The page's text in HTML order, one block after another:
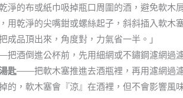
的布或紙巾吸掉瓶口周圍的酒，避免軟木
乾淨的尖嘴鉗或螺絲起子，斜斜插入軟木
成品頂出來，角度對，力氣省一半。」
酒倒進公杯前，先用細網或不鏽鋼濾網過
匙——把軟木塞推進去酒瓶裡，再用濾網過
的，軟木塞會『涼』在酒裡，但不會影響風